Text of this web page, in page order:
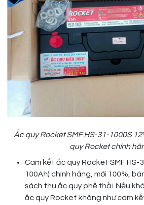
Ắc quy Rocket SMF HS-31-1000S
quy Rocket chính
Cam kết ắc quy Rocket SMF HS-
100Ah) chính hãng, mới 100%,
sách thu ắc quy phế thải. Nếu
ắc quy Rocket không như cam